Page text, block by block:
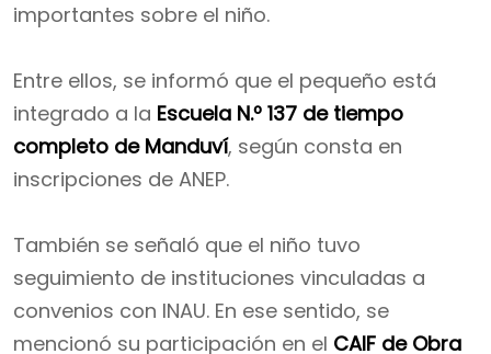
importantes sobre el niño.
Entre ellos, se informó que el pequeño está
integrado a la Escuela N.º 137 de tiempo
completo de Manduví, según consta en
inscripciones de ANEP.
También se señaló que el niño tuvo
seguimiento de instituciones vinculadas a
convenios con INAU. En ese sentido, se
mencionó su participación en el CAIF de Obra